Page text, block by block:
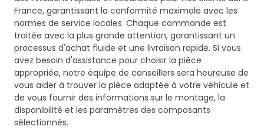
France, garantissant la conformité maximale avec les
normes de service locales. Chaque commande est
traitée avec la plus grande attention, garantissant un
processus d'achat fluide et une livraison rapide. Si vous
avez besoin d'assistance pour choisir la pièce
appropriée, notre équipe de conseillers sera heureuse de
vous aider à trouver la pièce adaptée à votre véhicule et
de vous fournir des informations sur le montage, la
disponibilité et les paramètres des composants
sélectionnés.